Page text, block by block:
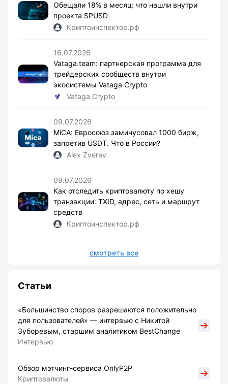
Обещали 18% в месяц: что нашли внутри
проекта SPUSD
Криптоинспектор.рф
16.07.2026
Vataga.team: партнерская программа для
трейдерских сообществ внутри
экосистемы Vataga Crypto
Vataga Crypto
09.07.2026
MiCA: Евросоюз заминусовал 1000 бирж,
запретив USDT. Что в России?
Alex Zverev
09.07.2026
Как отследить криптовалюту по хешу
транзакции: TXID, адрес, сеть и маршрут
средств
Криптоинспектор.рф
смотреть все
Статьи
«Большинство споров разрешаются положительно
для пользователей» — интервью с Никитой
Зуборевым, старшим аналитиком BestChange
Интервью
Обзор мэтчинг-сервиса OnlyP2P
Криптовалюты